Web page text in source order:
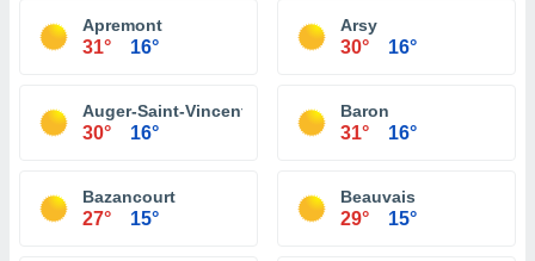
Apremont
31° 16°
Arsy
30° 16°
Auger-Saint-Vincent
30° 16°
Baron
31° 16°
Bazancourt
27° 15°
Beauvais
29° 15°